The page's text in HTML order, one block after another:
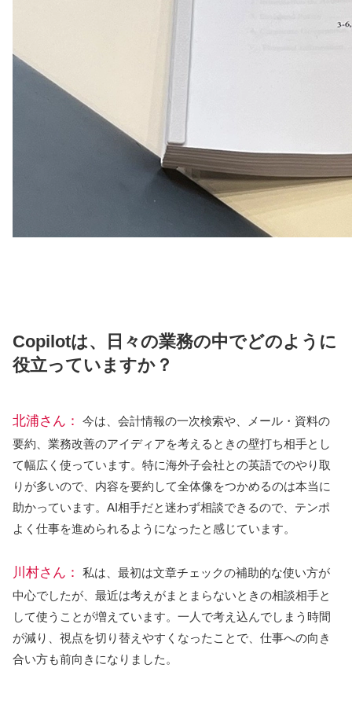
Copilotは、日々の業務の中でどのように
役立っていますか？
北浦さん：
今は、会計情報の一次検索や、メール・資料の
要約、業務改善のアイディアを考えるときの壁打ち相手とし
て幅広く使っています。特に海外子会社との英語でのやり取
りが多いので、内容を要約して全体像をつかめるのは本当に
助かっています。AI相手だと迷わず相談できるので、テンポ
よく仕事を進められるようになったと感じています。
川村さん：
私は、最初は文章チェックの補助的な使い方が
中心でしたが、最近は考えがまとまらないときの相談相手と
して使うことが増えています。一人で考え込んでしまう時間
が減り、視点を切り替えやすくなったことで、仕事への向き
合い方も前向きになりました。